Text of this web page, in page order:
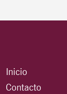
Inicio
Contacto